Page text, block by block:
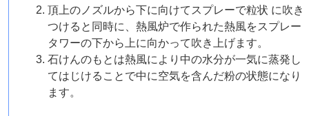
頂上のノズルから下に向けてスプレーで粒状 に吹き
つけると同時に、熱風炉で作られた熱風をスプレー
タワーの下から上に向かって吹き上げます。
石けんのもとは熱風により中の水分が一気に蒸発し
てはじけることで中に空気を含んだ粉の状態になり
ます。